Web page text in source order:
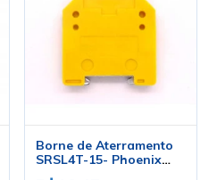
Borne de Aterramento
SRSL4T-15- Phoenix
Mecano